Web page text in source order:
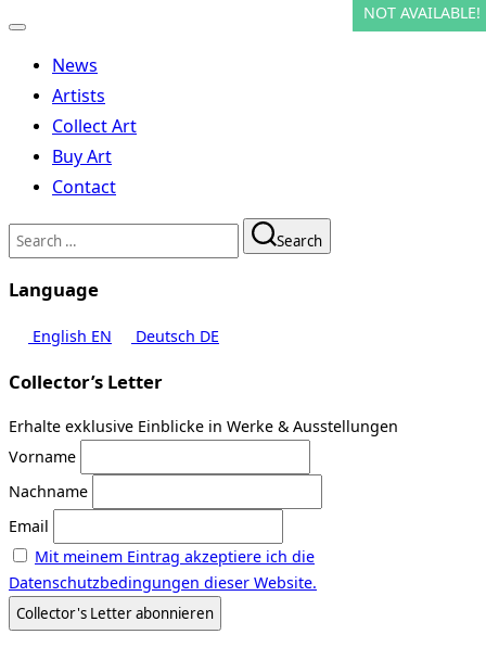
Toggle
navigationNews
Artists
Collect Art
Buy Art
Contact
Search
for:
Search
Language
English EN Deutsch DE
Collector’s Letter
Erhalte exklusive Einblicke in Werke & Ausstellungen
Vorname
Nachname
Email
Mit meinem Eintrag akzeptiere ich die
Datenschutzbedingungen dieser Website.
NOT AVAILABLE!
NOT AVAILABLE!
NOT AVAILABLE!
NOT AVAILABLE!
NOT AVAILABLE!
NOT AVAILABLE!